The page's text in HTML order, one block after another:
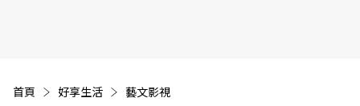
首頁 好享生活 藝文影視